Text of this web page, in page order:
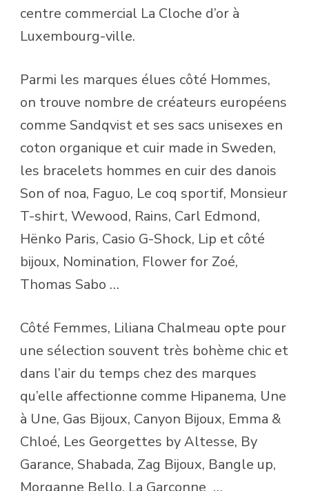
centre commercial La Cloche d’or à
Luxembourg-ville.
Parmi les marques élues côté Hommes,
on trouve nombre de créateurs européens
comme Sandqvist et ses sacs unisexes en
coton organique et cuir made in Sweden,
les bracelets hommes en cuir des danois
Son of noa, Faguo, Le coq sportif, Monsieur
T-shirt, Wewood, Rains, Carl Edmond,
Hënko Paris, Casio G-Shock, Lip et côté
bijoux, Nomination, Flower for Zoé,
Thomas Sabo …
Côté Femmes, Liliana Chalmeau opte pour
une sélection souvent très bohème chic et
dans l’air du temps chez des marques
qu’elle affectionne comme Hipanema, Une
à Une, Gas Bijoux, Canyon Bijoux, Emma &
Chloé, Les Georgettes by Altesse, By
Garance, Shabada, Zag Bijoux, Bangle up,